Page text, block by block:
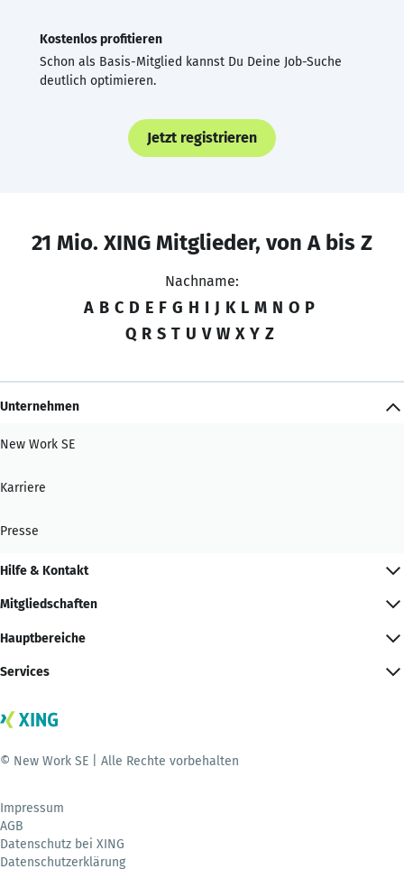
Kostenlos profitieren
Schon als Basis-Mitglied kannst Du Deine Job-Suche
deutlich optimieren.
Jetzt registrieren
21 Mio. XING Mitglieder, von A bis Z
Nachname:
A B C D E F G H I J K L M N O P
Q R S T U V W X Y Z
Unternehmen
New Work SE
Karriere
Presse
Hilfe & Kontakt
Mitgliedschaften
Hauptbereiche
Services
© New Work SE | Alle Rechte vorbehalten
Impressum
AGB
Datenschutz bei XING
Datenschutzerklärung